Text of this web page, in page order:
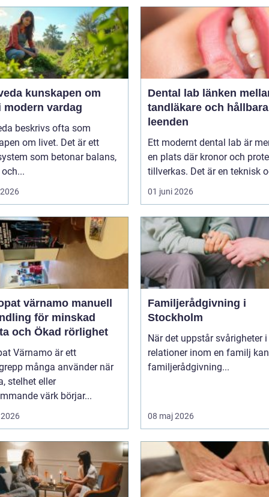
om
modern vardag
beskrivs ofta som
om livet. Det är ett
som betonar balans,
Dental lab länken mellan
tandläkare och hållbara
leenden
Ett modernt dental lab är
en plats där kronor och
tillverkas. Det är en teknisk
01 juni 2026
värnamo manuell
för minskad
och Ökad rörlighet
Värnamo är ett
många använder när
stelhet eller
värk börjar...
Familjerådgivning i
Stockholm
När det uppstår svårigheter i
relationer inom en familj kan
familjerådgivning...
08 maj 2026